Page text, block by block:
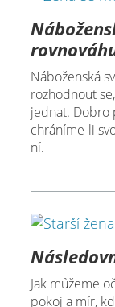
Náboženská
rozhodnout
jednat. Dobro
chráníme-li
ní.
Jak můžeme
pokoj a mír,